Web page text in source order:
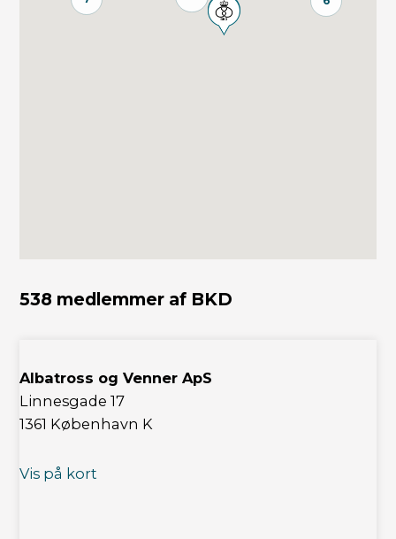
538 medlemmer af BKD
Albatross og Venner ApS
Linnesgade 17
1361 København K
Vis på kort